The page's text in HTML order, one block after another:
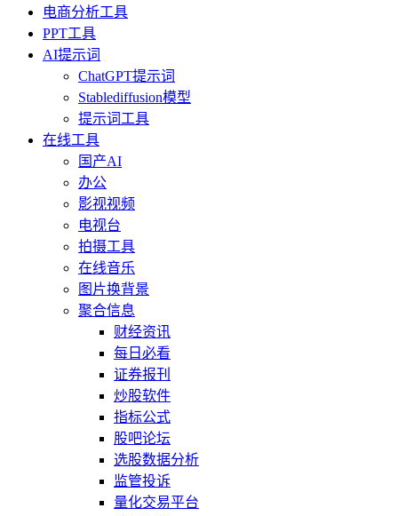
电商分析工具
PPT工具
AI提示词
ChatGPT提示词
Stablediffusion模型
提示词工具
在线工具
国产AI
办公
影视视频
电视台
拍摄工具
在线音乐
图片换背景
聚合信息
财经资讯
每日必看
证券报刊
炒股软件
指标公式
股吧论坛
选股数据分析
监管投诉
量化交易平台